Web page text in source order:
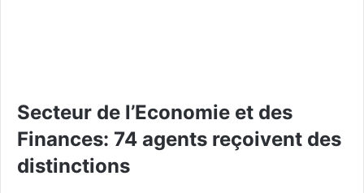
Secteur de l’Economie et des
Finances: 74 agents reçoivent des
distinctions